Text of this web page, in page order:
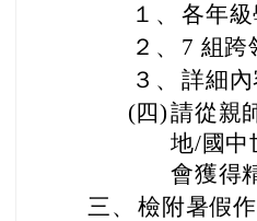
１、 各年
２、
7 組跨
３、 詳細內
(四)請從親
地/國中
會獲得
三、 檢附暑假